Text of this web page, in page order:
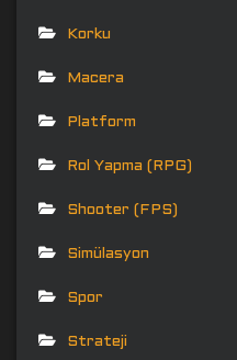
Korku
Macera
Platform
Rol Yapma (RPG)
Shooter (FPS)
Simülasyon
Spor
Strateji